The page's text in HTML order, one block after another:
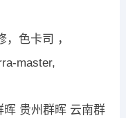
色卡司 ，
master,
晖 贵州群晖 云南群